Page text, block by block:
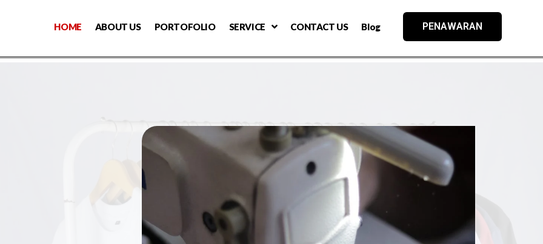
HOME ABOUT US PORTOFOLIO SERVICE CONTACT US Blog PENAWARAN